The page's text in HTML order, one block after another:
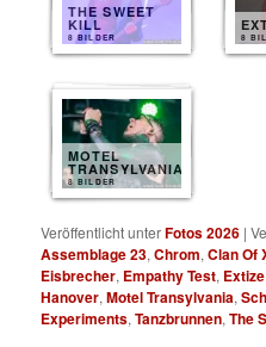
THE SWEET
KILL
8 BILDER 8
MOTEL
TRANSYLVANIA
8 BILDER
Veröffentlicht unterFotos 2026 |
Assemblage 23,Chrom,Clan Of
Eisbrecher, Empathy Test, Extize
Hanover,Motel Transylvania,
Experiments,Tanzbrunnen,The